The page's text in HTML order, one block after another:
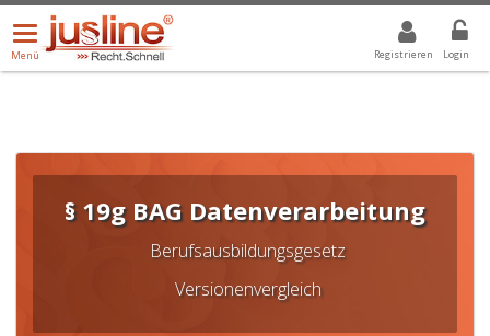
Registrieren Login
Menü
öffnen/schließen
Menü
ALLE DROPDOWN: GEWÄHLTER WERT IST ALLE
§ 19g BAG Datenverarbeitung
Berufsausbildungsgesetz
Versionenvergleich